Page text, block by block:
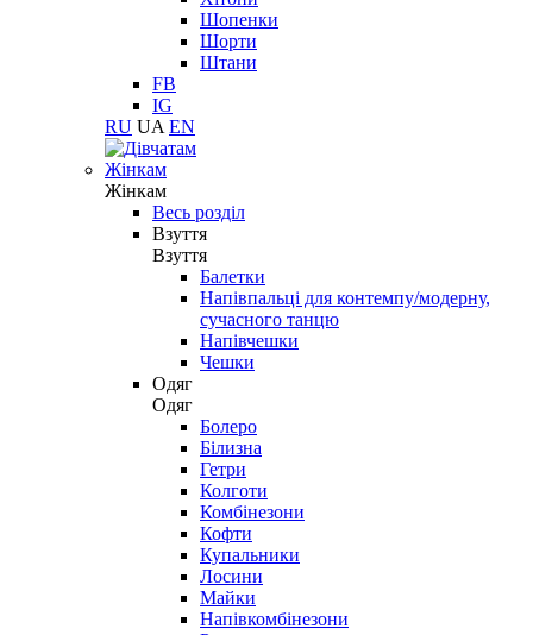
Шопенки
Шорти
Штани
FB
IG
RU UA EN
Жінкам
Жінкам
Весь розділ
Взуття
Взуття
Балетки
Напівпальці для контемпу/модерну,
сучасного танцю
Напівчешки
Чешки
Одяг
Одяг
Болеро
Білизна
Гетри
Колготи
Комбінезони
Кофти
Купальники
Лосини
Майки
Напівкомбінезони